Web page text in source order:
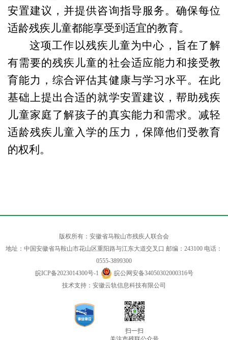
安置建议，并提供咨询指导服务。确保每位
适龄残疾儿童都能享受到适宜的教育。
这项工作以残疾儿童为中心，旨在了解
有需要的残疾儿童的社会适应能力和接受教
育能力，综合评估其健康与学习水平。在此
基础上提出合适的就学安置建议，帮助残疾
儿童家庭了解孩子的真实能力和需求。减轻
适龄残疾儿童入学的压力，保障他们受教育
的权利。
版权所有：安徽省马鞍山市残疾人联合会
地址：中国安徽省马鞍山市花山区重阳路与江东大道交叉口 邮编：243100 电话：
0555-3899300
皖ICP备2023014300号-1
皖公网安备34050302000316号
技术支持：安徽云轨信息科技有限公司
扫一扫